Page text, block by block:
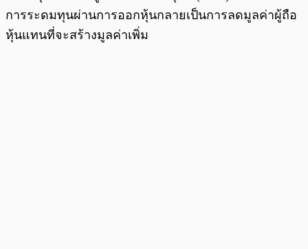
การระดมทุนผ่านการออกหุ้นกลายเป็นการลดมูลค่าผู้ถือ
หุ้นแทนที่จะสร้างมูลค่าเพิ่ม